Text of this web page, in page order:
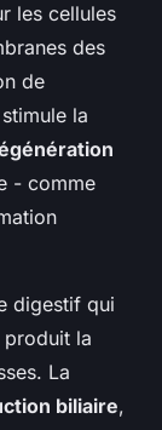
les cellules
des
de
la
- comme
digestif qui
la
La
biliaire,